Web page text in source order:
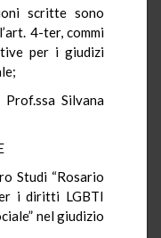
scritte sono
4-ter, commi
per i giudizi
Silvana
Studi “Rosario
i diritti LGBTI
nel giudizio